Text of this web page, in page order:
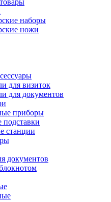
наборы
ножи
для визиток
для документов
приборы
станции
документов